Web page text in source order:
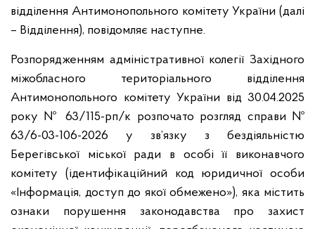
відділення Антимонопольного комітету України (далі
– Відділення), повідомляє наступне.
Розпорядженням адміністративної колегії Західного
міжобласного територіального відділення
Антимонопольного комітету України від 30.04.2025
року № 63/115-рп/к розпочато розгляд справи №
63/6-03-106-2026 у зв’язку з бездіяльністю
Берегівської міської ради в особі її виконавчого
комітету (ідентифікаційний код юридичної особи
«Інформація, доступ до якої обмежено»), яка містить
ознаки порушення законодавства про захист